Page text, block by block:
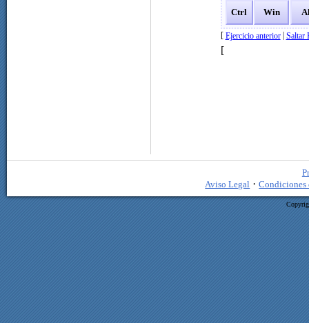
Ctrl Win
[ Ejercicio anterior| Saltar
[
Aviso Legal ·Condiciones